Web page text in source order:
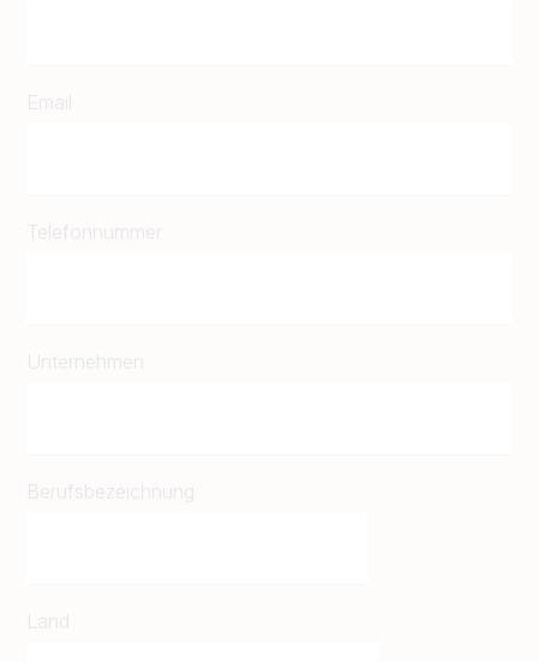
Email
Telefonnummer
Unternehmen
Berufsbezeichnung
Land